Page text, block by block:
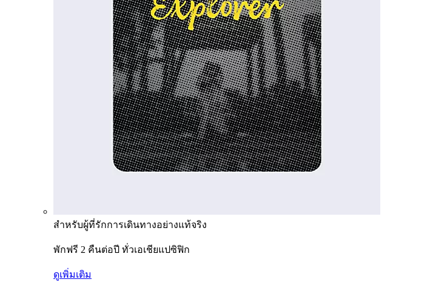
สำหรับผู้ที่รักการเดินทางอย่างแท้จริง
พักฟรี 2 คืนต่อปี ทั่วเอเชียแปซิฟิก
ดูเพิ่มเติม